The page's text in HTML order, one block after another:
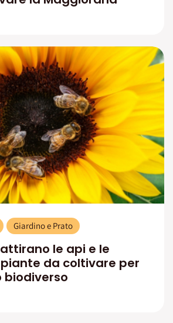
Giardino e Prato
le api e le
da coltivare per
biodiverso